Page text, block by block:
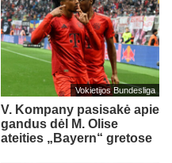
Vokietijos Bundesliga
V. Kompany pasisakė apie
gandus dėl M. Olise
ateities „Bayern“ gretose